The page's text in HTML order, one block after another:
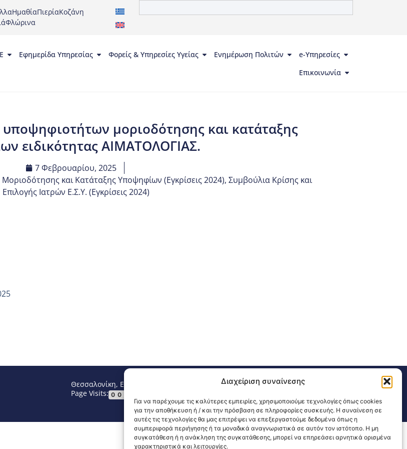
Διαχείριση συναίνεσης
Για να παρέχουμε τις καλύτερες εμπειρίες, χρησιμοποιούμε τεχνολογίες όπως cookies
για την αποθήκευση ή / και την πρόσβαση σε πληροφορίες συσκευής. Η συναίνεση σε
αυτές τις τεχνολογίες θα μας επιτρέψει να επεξεργαστούμε δεδομένα όπως η
συμπεριφορά περιήγησης ή τα μοναδικά αναγνωριστικά σε αυτόν τον ιστότοπο. Η μη
συγκατάθεση ή η ανάκληση της συγκατάθεσης, μπορεί να επηρεάσει αρνητικά ορισμένα
χαρακτηριστικά και λειτουργίες.
ΗμαθίαΠιερίαΚοζάνη
Φλώρινα
Εφημερίδα Υπηρεσίας Φορείς & Υπηρεσίες Υγείας Ενημέρωση Πολιτών
e-Υπηρεσίες
Επικοινωνία
μοριοδότησης και κατάταξης
ειδικότητας ΑΙΜΑΤΟΛΟΓΙΑΣ.
7 Φεβρουαρίου, 2025
και Κατάταξης Υποψηφίων (Εγκρίσεις 2024), Συμβούλια Κρίσης και
Επιλογής Ιατρών Ε.Σ.Υ. (Εγκρίσεις 2024)
Θεσσαλονίκη, Ελλάδα
email: 3ype@3ype.gr
Page Visits: 00015